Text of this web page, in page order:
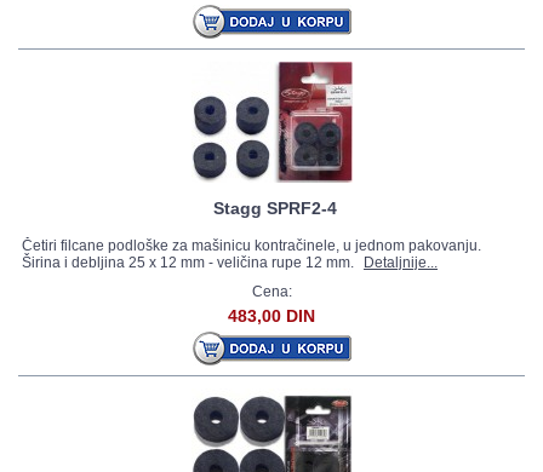
Stagg SPRF2-4
Četiri filcane podloške za mašinicu kontračinele, u jednom pakovanju.
Širina i debljina 25 x 12 mm - veličina rupe 12 mm.
Detaljnije...
Cena:
483,00 DIN